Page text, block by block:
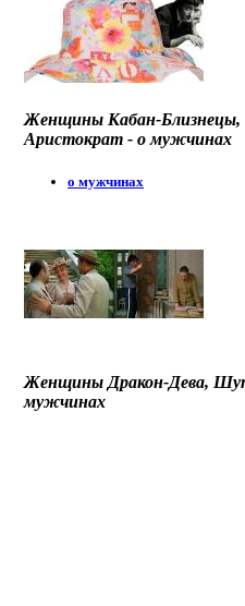
Женщины Кабан-Близнецы,
Аристократ - о мужчинах
о мужчинах
Женщины Дракон-Дева,
мужчинах